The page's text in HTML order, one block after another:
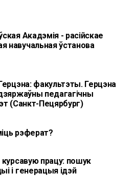
Акадэмія - расійскае
навучальная ўстанова
факультэты. Герцэна
дзяржаўны педагагічны
(Санкт-Пецярбург)
рэферат?
курсавую працу: пошук
і генерацыя ідэй